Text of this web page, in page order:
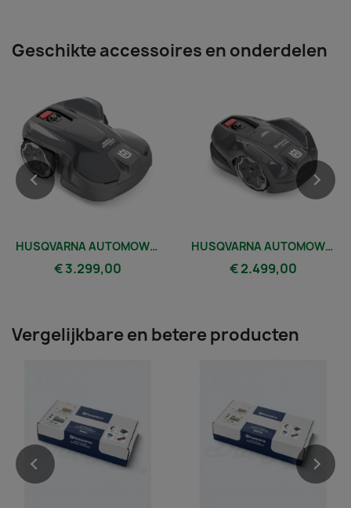
Geschikte accessoires en onderdelen
HUSQVARNA AUTOMOWER® 320 NERA
€ 3.299,00
HUSQVARNA AUTOMOWER® 310E NERA
€ 2.499,00
Vergelijkbare en betere producten